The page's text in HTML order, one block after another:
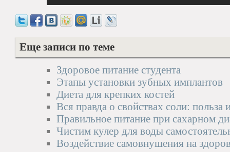
Еще записи по теме
Здоровое питание студента
Этапы установки зубных имплантов
Диета для крепких костей
Вся правда о свойствах соли: польза
Правильное питание при сахарном
Чистим кулер для воды
Воздействие самовнушения на